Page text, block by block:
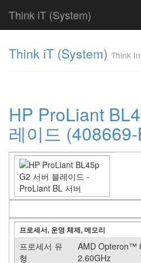
Think iT (System)
Think iT (System) Think
HP ProLiant
레이드
프로세서, 운영 체제, 메모리
프로세서 유
형
AMD Opteron™
2.60GHz
HP
208
HP
ProLiant
DL
77
HP
ProLiant
64
HP
ProLiant
BL